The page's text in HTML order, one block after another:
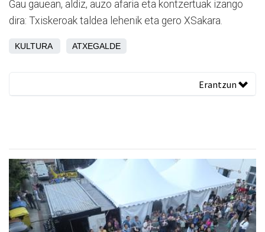
Gau gauean, aldiz, auzo afaria eta kontzertuak izango
dira: Txiskeroak taldea lehenik eta gero XSakara.
KULTURA ATXEGALDE
Erantzun